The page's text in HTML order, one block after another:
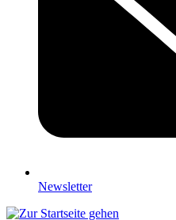
Newsletter